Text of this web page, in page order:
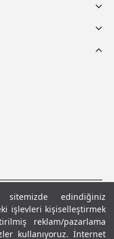
edindiğiniz
işlevleri kişiselleştirmek
reklam/pazarlama
kullanıyoruz. İnternet